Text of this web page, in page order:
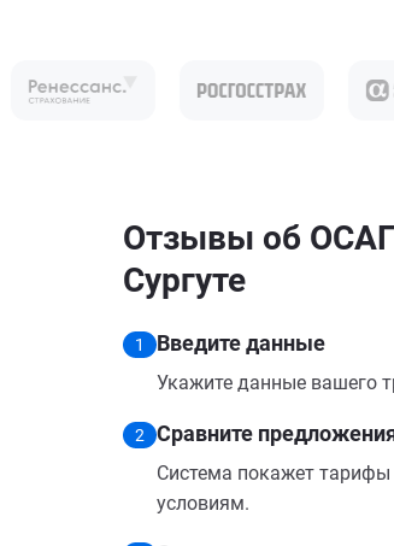
Отзывы об
Сургуте
1 Введите данные
Укажите данные вашего
2 Сравните
Система покажет
условиям.